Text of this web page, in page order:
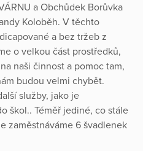
a Obchůdek Borůvka
Koloběh. V těchto
a bez tržeb z
o velkou část prostředků,
naši činnost a pomoc tam,
budou velmi chybět.
služby, jako je
škol.. Téměř jediné, co stále
zaměstnáváme 6 švadlenek